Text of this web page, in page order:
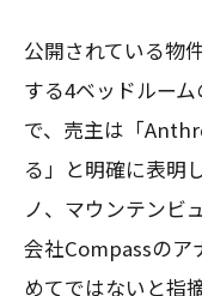
公開されている物
する4ベッドルー
で、売主は「
る」と明確に表明
ノ、マウンテンビ
会社Compassのア
めてではないと